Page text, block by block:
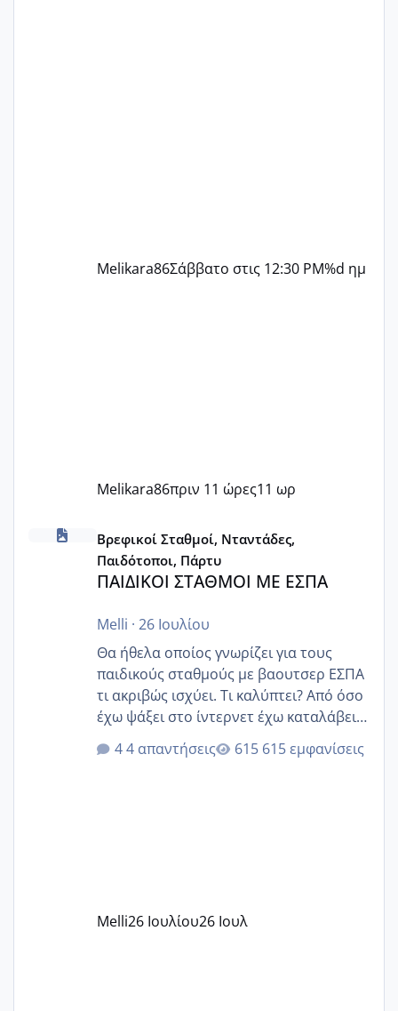
Melikara86Σάββατο στις 12:30 PM%d ημ
Melikara86πριν 11 ώρες11 ωρ
ΠΑΙΔΙΚΟΙ ΣΤΑΘΜΟΙ ΜΕ ΕΣΠΑ
Βρεφικοί Σταθμοί, Νταντάδες,
Παιδότοποι, Πάρτυ
ΠΑΙΔΙΚΟΙ ΣΤΑΘΜΟΙ ΜΕ ΕΣΠΑ
Melli · 26 Ιουλίου
Θα ήθελα οποίος γνωρίζει για τους
παιδικούς σταθμούς με βαουτσερ ΕΣΠΑ
τι ακριβώς ισχύει. Τι καλύπτει? Από όσο
έχω ψάξει στο ίντερνετ έχω καταλάβει
ότι το βαουτσερ καλύπτει όλα τα
δίδακτρα και τα τροφεια του ιδιωτικού
Εγώ πήγα σε έναν ιδιωτικό παιδικό στ
4 απαντήσεις 615 εμφανίσεις
Melli26 Ιουλίου26 Ιουλ